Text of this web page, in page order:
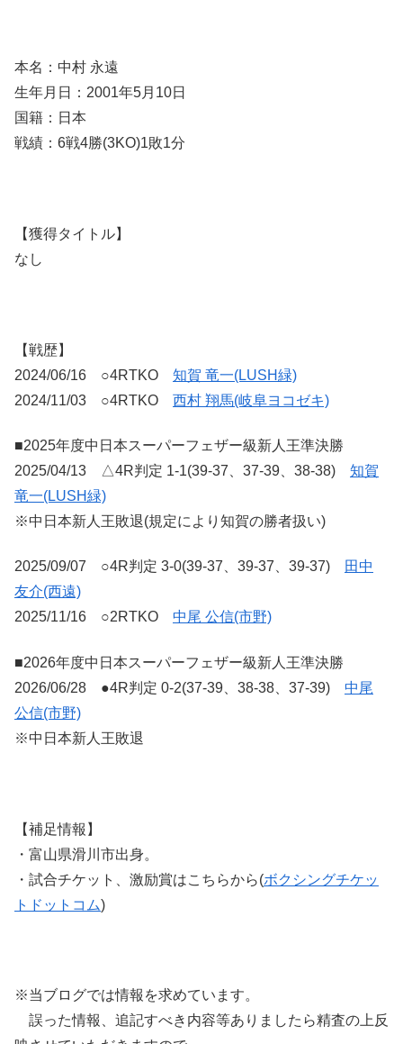
本名：中村 永遠
生年月日：2001年5月10日
国籍：日本
戦績：6戦4勝(3KO)1敗1分
【獲得タイトル】
なし
【戦歴】
2024/06/16 ○4RTKO 知賀 竜一(LUSH緑)
2024/11/03 ○4RTKO 西村 翔馬(岐阜ヨコゼキ)
■2025年度中日本スーパーフェザー級新人王準決勝
2025/04/13 △4R判定 1-1(39-37、37-39、38-38) 知賀
竜一(LUSH緑)
※中日本新人王敗退(規定により知賀の勝者扱い)
2025/09/07 ○4R判定 3-0(39-37、39-37、39-37)
田中
友介(西遠)
2025/11/16 ○2RTKO 中尾 公信(市野)
■2026年度中日本スーパーフェザー級新人王準決勝
2026/06/28 ●4R判定 0-2(37-39
38-38 37-39) 中尾
公信(市野)
※中日本新人王敗退
【補足情報】
・富山県滑川市出身。
・試合チケット、激励賞はこちらから(ボクシングチケッ
トドットコム)
※当ブログでは情報を求めています。
誤った情報、追記すべき内容等ありましたら精査の上反